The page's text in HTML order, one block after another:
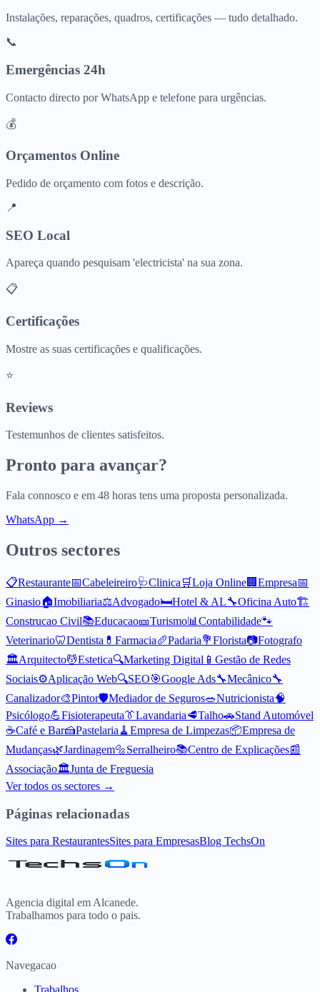
Instalações, reparações, quadros, certificações — tudo detalhado.
📞
Emergências 24h
Contacto directo por WhatsApp e telefone para urgências.
💰
Orçamentos Online
Pedido de orçamento com fotos e descrição.
📍
SEO Local
Apareça quando pesquisam 'electricista' na sua zona.
📋
Certificações
Mostre as suas certificações e qualificações.
⭐
Reviews
Testemunhos de clientes satisfeitos.
Pronto para avançar?
Fala connosco e em 48 horas tens uma proposta personalizada.
WhatsApp →
Outros sectores
📋Restaurante📅Cabeleireiro🩺Clinica 🛒Loja Online🏢 Empresa📅
Ginasio🏠Imobiliaria⚖️Advogado🛏️Hotel & AL🔧Oficina Auto🏗️
Construcao Civil📚Educacao🎫Turismo📊 Contabilidade🐾
Veterinario🦷Dentista 💊 Farmacia🥖Padaria💐Florista📷Fotografo
🏛️Arquitecto💆Estetica🔍Marketing Digital 📱 Gestão de Redes
Sociais⚙️Aplicação Web🔍SEO🎯Google Ads🔧Mecânico🔧
Canalizador🎨Pintor🛡️Mediador de Seguros🥗Nutricionista🧠
Psicólogo💪Fisioterapeuta👔Lavandaria🥩Talho🚗Stand Automóvel
☕Café e Bar🍰Pastelaria 🧹 Empresa de Limpezas📦Empresa de
Mudanças🌿Jardinagem🔩Serralheiro📚Centro de Explicações📰
Associação🏛️Junta de Freguesia
Ver todos os sectores →
Páginas relacionadas
Sites para RestaurantesSites para EmpresasBlog TechsOn
Agencia digital em Alcanede.
Trabalhamos para todo o pais.
Navegacao